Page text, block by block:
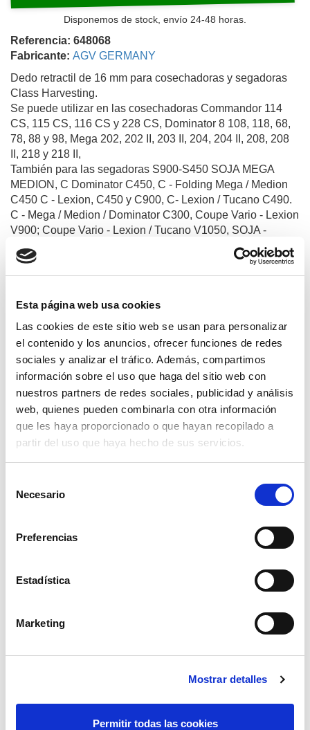
Esta página web usa cookies
Las cookies de este sitio web se usan para personalizar
el contenido y los anuncios, ofrecer funciones de redes
sociales y analizar el tráfico. Además, compartimos
información sobre el uso que haga del sitio web con
nuestros partners de redes sociales, publicidad y análisis
web, quienes pueden combinarla con otra información
que les haya proporcionado o que hayan recopilado a
partir del uso que haya hecho de sus servicios.
Necesario
Preferencias
Estadística
Marketing
Mostrar detalles
Permitir todas las cookies
Disponemos de stock, envío 24-48 horas.
Referencia: 648068
Fabricante: AGV GERMANY
Dedo retractil de 16 mm para cosechadoras y segadoras
Class Harvesting.
Se puede utilizar en las cosechadoras Commandor 114
CS, 115 CS, 116 CS y 228 CS, Dominator 8 108, 118, 68,
78, 88 y 98, Mega 202, 202 II, 203 II, 204, 204 II, 208, 208
II, 218 y 218 II,
También para las segadoras S900-S450 SOJA MEGA
MEDION, C Dominator C450, C - Folding Mega / Medion
C450 C - Lexion, C450 y C900, C- Lexion / Tucano C490.
C - Mega / Medion / Dominator C300, Coupe Vario - Lexion
V900; Coupe Vario - Lexion / Tucano V1050, SOJA -
Productos relacionados
cercha pick-up mod.1010/bb-940
13,19€